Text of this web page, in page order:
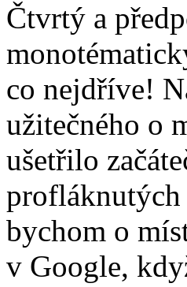
Čtvrtý a
co nejdříve!
užitečného o
ušetřilo
bychom o
v Google,